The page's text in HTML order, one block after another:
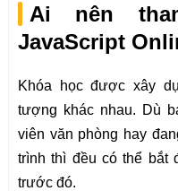
Ai nên
JavaScript
Khóa học được xây
tượng khác nhau. Dù
viên văn phòng hay
trình thì đều có thể bắt
trước đó.